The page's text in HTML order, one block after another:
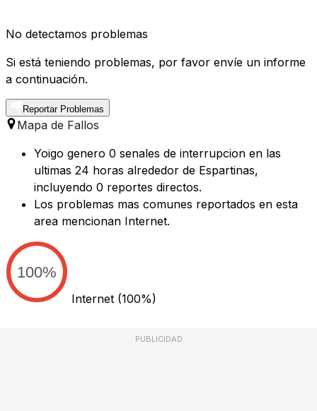
No detectamos problemas
Si está teniendo problemas, por favor envíe un informe
a continuación.
Reportar Problemas
Mapa de Fallos
Yoigo genero 0 senales de interrupcion en las
ultimas 24 horas alrededor de Espartinas,
incluyendo 0 reportes directos.
Los problemas mas comunes reportados en esta
area mencionan Internet.
100%
Internet (100%)
PUBLICIDAD